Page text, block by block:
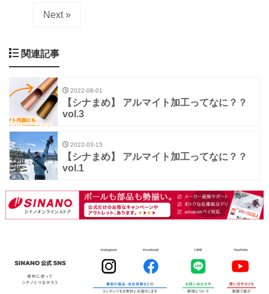
Next »
関連記事
2022-08-01
【シナまめ】 アルマイト加工ってなに？？
vol.3
2022-03-15
【シナまめ】 アルマイト加工ってなに？？
vol.1